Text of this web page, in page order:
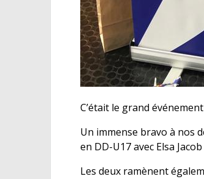
C’était le grand
Un immense bravo à nos
en DD-U17 avec Elsa Jacob
Les deux ramènent